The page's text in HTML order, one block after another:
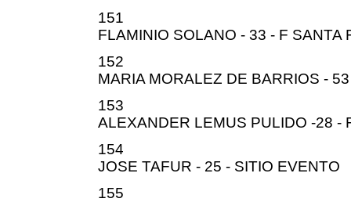
151
FLAMINIO SOLANO - 33 - F SANTA
152
MARIA MORALEZ DE BARRIOS -
153
ALEXANDER LEMUS PULIDO -28 -
154
JOSE TAFUR - 25 - SITIO EVENTO
155